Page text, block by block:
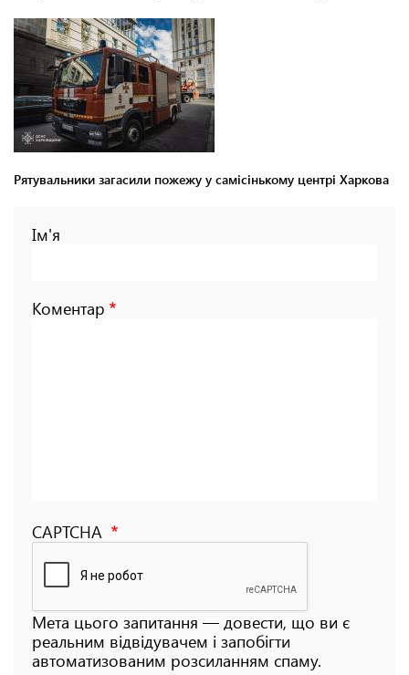
Рятувальники загасили пожежу у самісінькому центрі Харкова
Ім'я
Коментар
CAPTCHA
Мета цього запитання — довести, що ви є
реальним відвідувачем і запобігти
автоматизованим розсиланням спаму.